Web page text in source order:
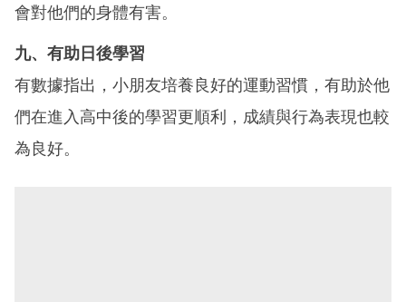
會對他們的身體有害。
九、有助日後學習
有數據指出，小朋友培養良好的運動習慣，有助於他
們在進入高中後的學習更順利，成績與行為表現也較
為良好。